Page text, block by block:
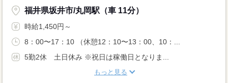
福井県坂井市/丸岡駅（車 11分）
時給1,450円～
8：00〜17：10 （休憩12：10〜13：00、10：...
5勤2休 土日休み ※祝日は稼働日となりま...
もっと見る